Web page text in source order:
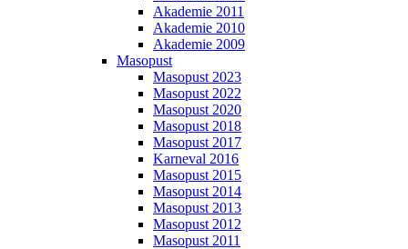
Akademie 2011
Akademie 2010
Akademie 2009
Masopust
Masopust 2023
Masopust 2022
Masopust 2020
Masopust 2018
Masopust 2017
Karneval 2016
Masopust 2015
Masopust 2014
Masopust 2013
Masopust 2012
Masopust 2011